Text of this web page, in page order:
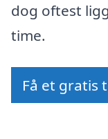
dog oftest
time.
Få et gratis